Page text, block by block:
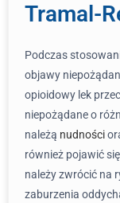
Tramal-
Podczas
objawy
opioidowy lek
niepożądane o
należą nudności
również pojawić
należy zwrócić na
zaburzenia